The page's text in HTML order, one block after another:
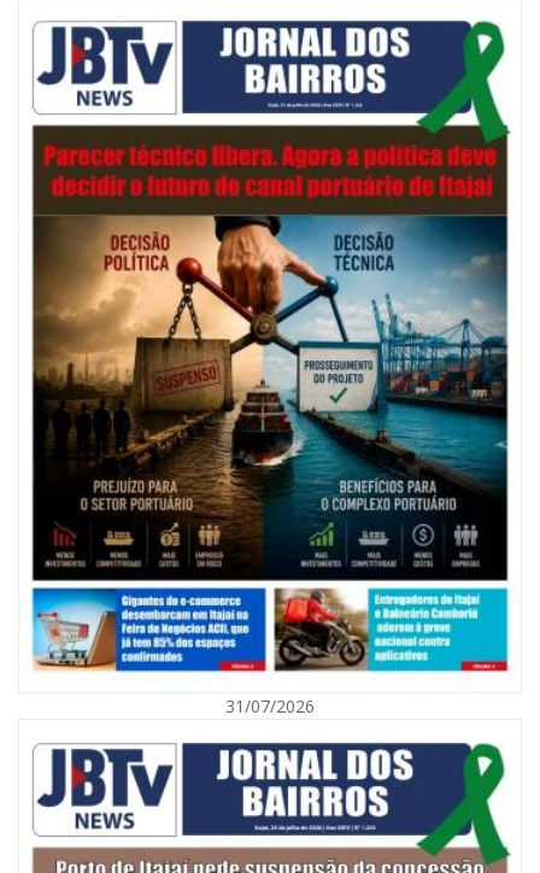
Navegantes celebra 64 anos com shows nacionais de Ferrugem, Banda
Morada e Chiquito & Bordoneio
ITAJAÍ
07/08/2026 | 07:00
Nem toda violência deixa marcas: conheça os sinais de alerta da
BALNEÁRIO CAMBORIÚ
31/07/2026